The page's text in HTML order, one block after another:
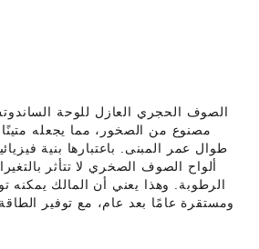
الصوف الحجري العازل للوحة
مصنوع من الصخور، مما يجعله
طوال عمر المبنى. باعتبارها بنية
ألواح الصوف الصخري لا تتأثر
الرطوبة. وهذا يعني أن المالك يمكنه
ومستقرة عامًا بعد عام، مع توفير الطاقة